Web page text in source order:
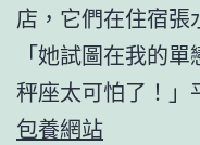
店，它們在住宿張
「她試圖在我的
秤座太可怕了！」
包養網站